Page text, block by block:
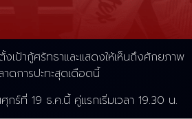
เป้ากู้ศรัทธาและแสดงให้เห็นถึงศักยภาพ
ดการปะทะสุดเดือดนี้
ที่ 19 ธ.ค.นี้ คู่แรกเริ่มเวลา 19.30 น.